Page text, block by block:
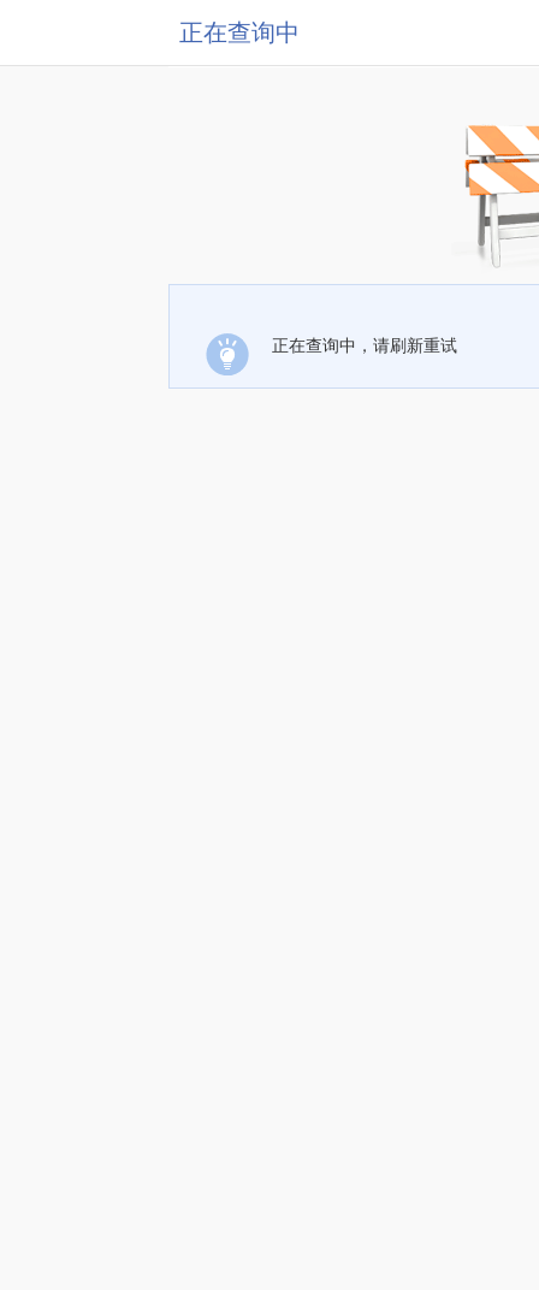
正在查询中
正在查询中，请刷新重试